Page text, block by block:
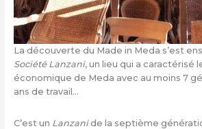
La découverte du Made in Meda s’est
Société Lanzani, un lieu qui a caractérisé
économique de Meda avec au moins 7
ans de travail…
C’est un Lanzani de la septième